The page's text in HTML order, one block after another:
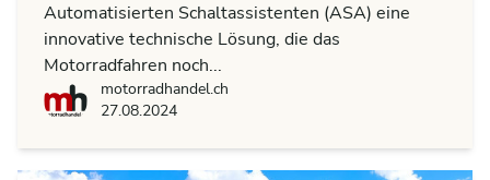
Automatisierten Schaltassistenten (ASA) eine
innovative technische Lösung, die das
Motorradfahren noch...
motorradhandel.ch
motorradhandel.ch
27.08.2024